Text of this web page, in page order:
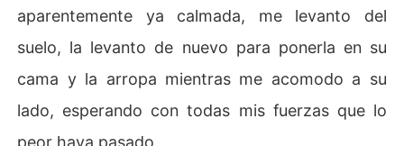
aparentemente ya calmada, me levanto del
suelo, la levanto de nuevo para ponerla en su
cama y la arropa mientras me acomodo a su
lado, esperando con todas mis fuerzas que lo
peor haya pasado.